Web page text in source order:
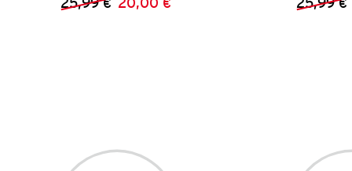
Vorheriger Preis:
Neuer Preis: